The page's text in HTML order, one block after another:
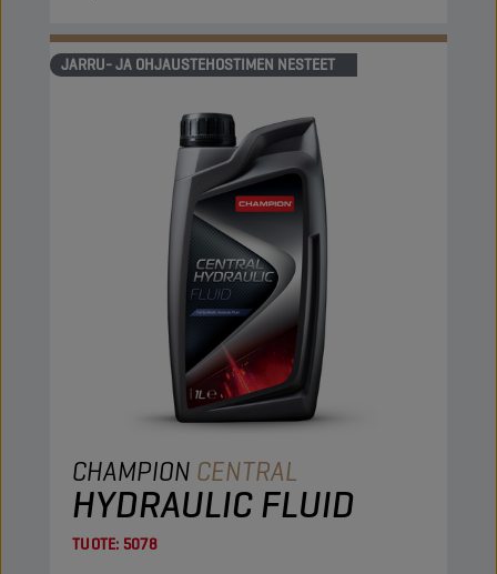
JARRU- JA OHJAUSTEHOSTIMEN NESTEET
CHAMPION CENTRAL
HYDRAULIC FLUID
TUOTE: 5078